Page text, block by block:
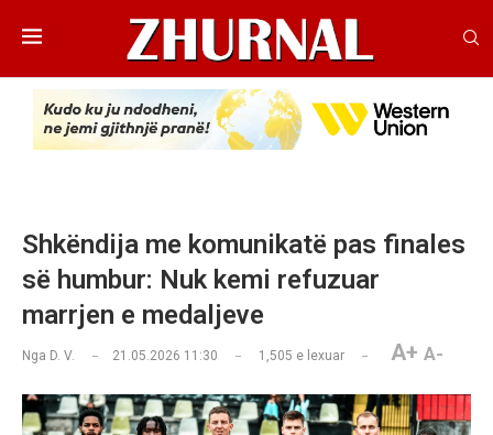
Shkëndija me komunikatë pas finales
së humbur: Nuk kemi refuzuar
marrjen e medaljeve
Nga D. V. 21.05.2026 11:30 1,505 e lexuar A+ A-